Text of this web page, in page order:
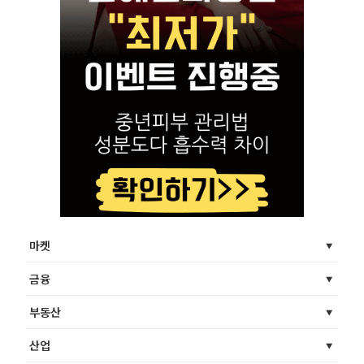
마켓
금융
부동산
산업